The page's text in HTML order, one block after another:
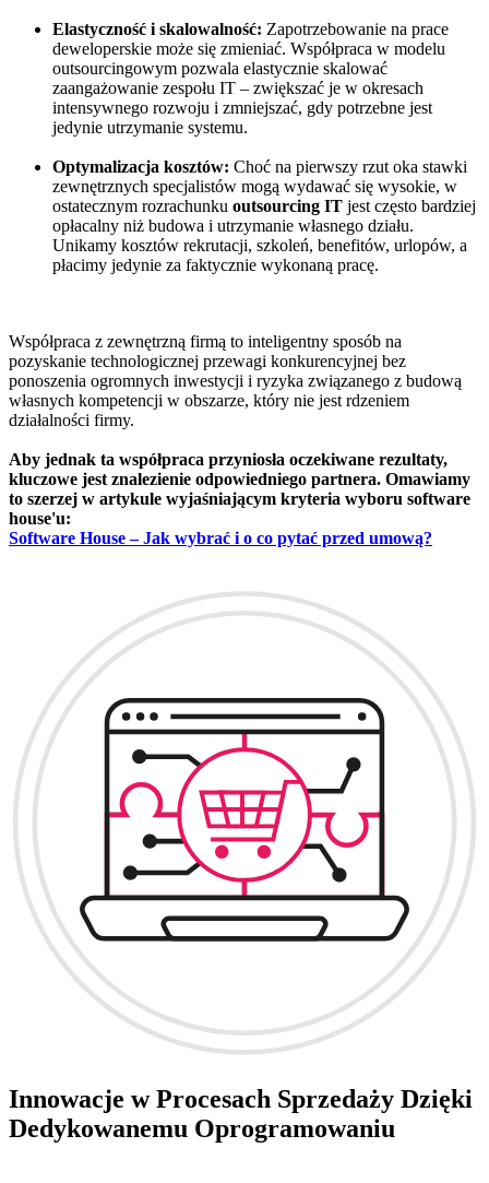
Elastyczność i skalowalność: Zapotrzebowanie na prace
deweloperskie może się zmieniać. Współpraca w modelu
outsourcingowym pozwala elastycznie skalować
zaangażowanie zespołu IT – zwiększać je w okresach
intensywnego rozwoju i zmniejszać, gdy potrzebne jest
jedynie utrzymanie systemu.
Optymalizacja kosztów: Choć na pierwszy rzut oka stawki
zewnętrznych specjalistów mogą wydawać się wysokie, w
ostatecznym rozrachunku outsourcing IT jest często bardziej
opłacalny niż budowa i utrzymanie własnego działu.
Unikamy kosztów rekrutacji, szkoleń, benefitów, urlopów, a
płacimy jedynie za faktycznie wykonaną pracę.
Współpraca z zewnętrzną firmą to inteligentny sposób na
pozyskanie technologicznej przewagi konkurencyjnej bez
ponoszenia ogromnych inwestycji i ryzyka związanego z budową
własnych kompetencji w obszarze, który nie jest rdzeniem
działalności firmy.
Aby jednak ta współpraca przyniosła oczekiwane rezultaty,
kluczowe jest znalezienie odpowiedniego partnera. Omawiamy
to szerzej w artykule wyjaśniającym kryteria wyboru software
house'u:
Software House – Jak wybrać i o co pytać przed umową?
Innowacje w Procesach Sprzedaży Dzięki
Dedykowanemu Oprogramowaniu